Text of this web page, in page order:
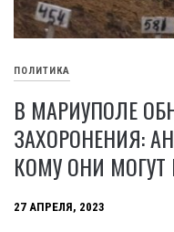
ПОЛИТИКА
В МАРИУПОЛЕ
ЗАХОРОНЕНИЯ:
КОМУ ОНИ
27 АПРЕЛЯ, 2023